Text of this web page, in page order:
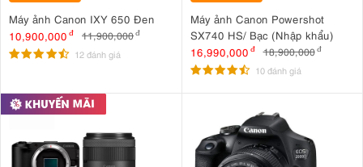
Máy ảnh Canon IXY 650 Đen
10,900,000 đ 11,900,000đ
12 đánh giá
Máy ảnh Canon Powershot
SX740 HS/ Bạc (Nhập khẩu)
16,990,000 đ 18,900,000 đ
10 đánh giá